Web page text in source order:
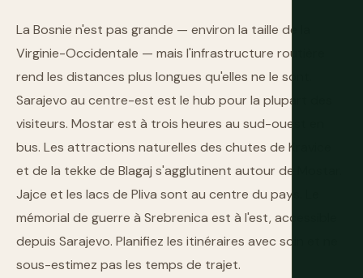
La Bosnie n'est pas grande — environ la taille de la
Virginie-Occidentale — mais l'infrastructure routière
rend les distances plus longues qu'elles ne le sont.
Sarajevo au centre-est est le hub pour la plupart des
visiteurs. Mostar est à trois heures au sud-ouest en
bus. Les attractions naturelles des chutes de Kravice
et de la tekke de Blagaj s'agglutinent autour de Mostar.
Jajce et les lacs de Pliva sont au centre du pays. Le
mémorial de guerre à Srebrenica est à l'est, accessible
depuis Sarajevo. Planifiez les itinéraires avec soin et ne
sous-estimez pas les temps de trajet.